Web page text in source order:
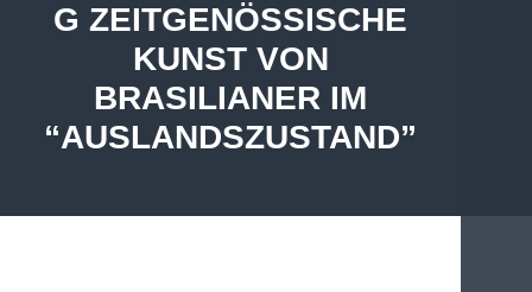
G ZEITGENÖSSISCHE
KUNST VON
BRASILIANER IM
“AUSLANDSZUSTAND”